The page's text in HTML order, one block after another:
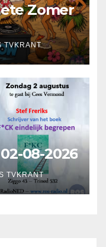
Zomer
TVKRANT
08-2026
TVKRANT